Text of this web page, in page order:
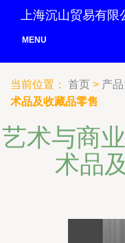
上海沉山贸易有限
MENU
当前位置： 首页 > 产
术品及收藏品零售
艺术与商
术品